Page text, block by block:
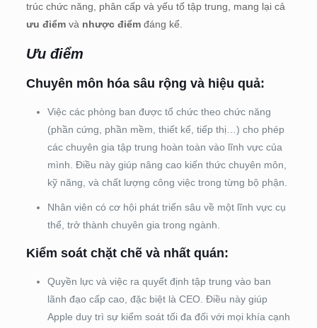
trúc chức năng, phân cấp và yếu tố tập trung, mang lại cả
ưu điểmvà nhược điểmđáng kể.
Ưu điểm
Chuyên môn hóa sâu rộng và hiệu quả:
Việc các phòng ban được tổ chức theo chức năng
(phần cứng, phần mềm, thiết kế, tiếp thị…) cho phép
các chuyên gia tập trung hoàn toàn vào lĩnh vực của
mình. Điều này giúp nâng cao kiến thức chuyên môn,
kỹ năng, và chất lượng công việc trong từng bộ phận.
Nhân viên có cơ hội phát triển sâu về một lĩnh vực cụ
thể, trở thành chuyên gia trong ngành.
Kiểm soát chặt chẽ và nhất quán:
Quyền lực và việc ra quyết định tập trung vào ban
lãnh đạo cấp cao, đặc biệt là CEO. Điều này giúp
Apple duy trì sự kiểm soát tối đa đối với mọi khía cạnh